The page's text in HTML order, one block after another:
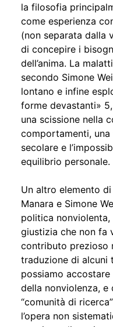
la filosofia
come esperienza
(non separata dalla
di concepire i
dell’anima. La
secondo Simone
lontano e infine
forme devastanti»
una scissione nella
comportamenti,
secolare e
equilibrio personale.
Un altro elemento
Manara e Simone
politica
giustizia che non fa
contributo prezioso
traduzione di alcuni
possiamo
della nonviolenza,
“comunità di
l’opera non